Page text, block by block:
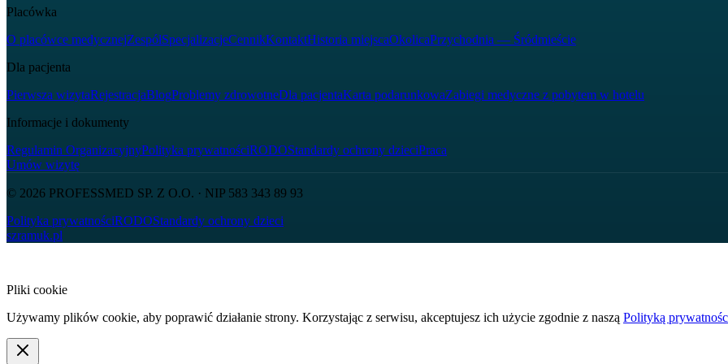
Placówka
O placówce medycznejZespółSpecjalizacjeCennikKontaktHistoria miejscaOkolicaPrzychodnia — Śródmieście
Dla pacjenta
Pierwsza wizytaRejestracjaBlogProblemy zdrowotneDla pacjentaKarta podarunkowaZabiegi medyczne z pobytem w hotelu
Informacje i dokumenty
Regulamin OrganizacyjnyPolityka prywatnościRODOStandardy ochrony dzieciPraca
Umów wizytę
© 2026 PROFESSMED SP. Z O.O. · NIP 583 343 89 93
Polityka prywatnościRODOStandardy ochrony dzieci
szramuk.pl
Pliki cookie
Używamy plików cookie, aby poprawić działanie strony. Korzystając z serwisu, akceptujesz ich użycie zgodnie z naszą Polityką